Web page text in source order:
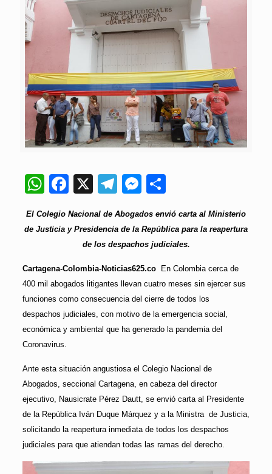
WhatsApp
Facebook
X Telegram
Messenger
El Colegio Nacional de Abogados envió carta al Ministerio
de Justicia y Presidencia de la República para la reapertura
de los despachos judiciales.
Cartagena-Colombia-Noticias625.co
En Colombia cerca de
400 mil abogados litigantes llevan cuatro meses sin ejercer sus
funciones como consecuencia del cierre de todos los
despachos judiciales, con motivo de la emergencia social,
económica y ambiental que ha generado la pandemia del
Coronavirus.
Ante esta situación angustiosa el Colegio Nacional de
Abogados, seccional Cartagena, en cabeza del director
ejecutivo, Nausicrate Pérez Dautt, se envió carta al Presidente
de la República Iván Duque Márquez y a la Ministra de Justicia,
solicitando la reapertura inmediata de todos los despachos
judiciales para que atiendan todas las ramas del derecho.